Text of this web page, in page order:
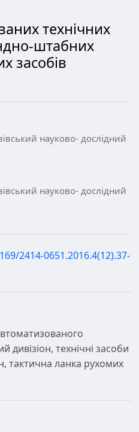
технічних
штабних
засобів
науково- дослідний
науково- дослідний
2414-0651.2016.4(12).37-
дивізіон, технічні засоби
ланка рухомих